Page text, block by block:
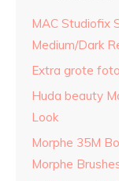
MAC Studiofix
Medium/Dark
Extra grote
Huda beauty
Look
Morphe 35M
Morphe